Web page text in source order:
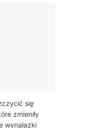
się
zmieniły
wynalazki